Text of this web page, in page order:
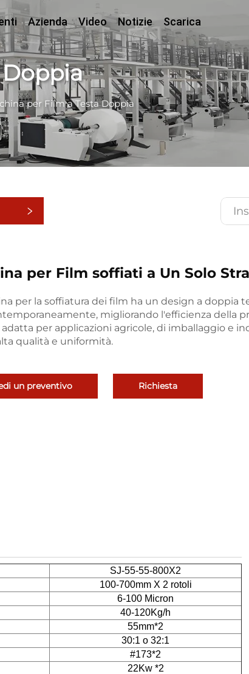
Azienda Video Notizie
Scarica
per Film a Testa Doppia
per Film soffiati a Un Solo
per la soffiatura dei film ha un design a doppia
migliorando l'efficienza della
adatta per applicazioni agricole, di imballaggio e
qualità e uniformità.
un preventivo Richiesta
SJ-55-55-800X2
100-700mm X 2 rotoli
6-100 Micron
40-120Kg/h
55mm*2
30:1 o 32:1
#173*2
22Kw *2